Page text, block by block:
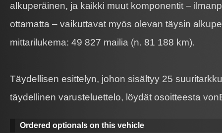
alkuperäinen, ja kaikki muut komponentit –
ottamatta – vaikuttavat myös olevan täysin
mittarilukema: 49 827 mailia (n. 81 188 km).
Täydellisen esittelyn, johon sisältyy 25
täydellinen varusteluettelo, löydät osoitteesta
Ordered optionals on this vehicle